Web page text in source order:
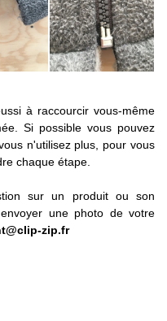
à raccourcir vous-même
Si possible vous pouvez
n'utilisez plus, pour vous
chaque étape.
sur un produit ou son
une photo de votre
zip.fr